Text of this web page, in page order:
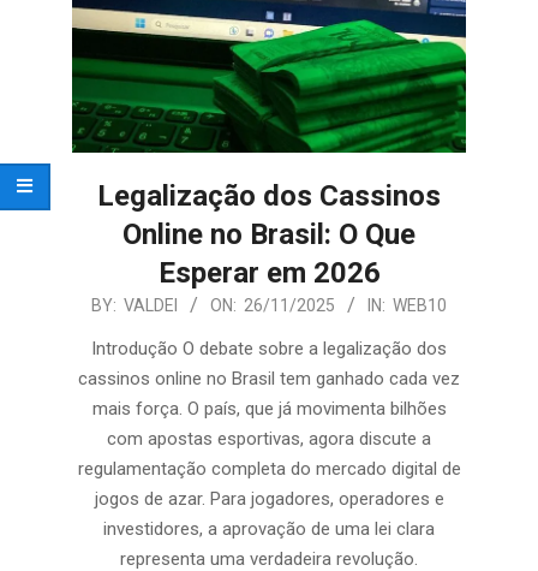
Legalização dos Cassinos
Online no Brasil: O Que
Esperar em 2026
2025-
BY: VALDEI ON: 26/11/2025 IN: WEB10
Introdução O debate sobre a legalização dos
cassinos online no Brasil tem ganhado cada vez
mais força. O país, que já movimenta bilhões
com apostas esportivas, agora discute a
regulamentação completa do mercado digital de
jogos de azar. Para jogadores, operadores e
investidores, a aprovação de uma lei clara
representa uma verdadeira revolução.